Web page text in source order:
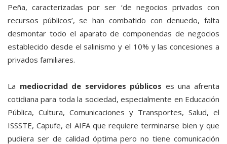
Peña, caracterizadas por ser ‘de negocios privados con
recursos públicos’, se han combatido con denuedo, falta
desmontar todo el aparato de componendas de negocios
establecido desde el salinismo y el 10% y las concesiones a
privados familiares.
La mediocridad de servidores públicos es una afrenta
cotidiana para toda la sociedad, especialmente en Educación
Pública, Cultura, Comunicaciones y Transportes, Salud, el
ISSSTE, Capufe, el AIFA que requiere terminarse bien y que
pudiera ser de calidad óptima pero no tiene comunicación